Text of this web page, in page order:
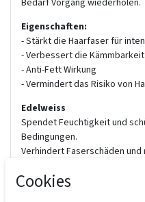
Eigenschaften:
- Stärkt die Haarfaser für
- Verbessert die
- Anti-Fett Wirkung
- Vermindert das Risiko von
Edelweiss
Spendet Feuchtigkeit und
Bedingungen.
Verhindert Faserschäden
Ingwerwurzel
Stimuliert die
Cookies